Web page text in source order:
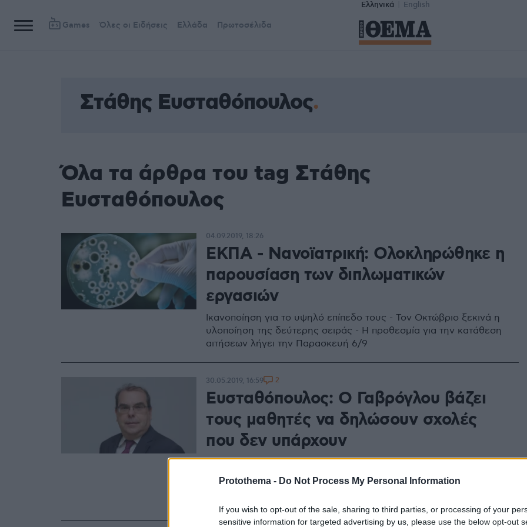
Protothema - Do Not Process My Personal Information
If you wish to opt-out of the sale, sharing to third parties, or processing of your
sensitive information for targeted advertising by us, please use the below opt-out
Ελληνικά English
Games Όλες οι Ειδήσεις Ελλάδα Πρωτοσέλιδα
Στάθης Ευσταθόπουλος
Όλα τα άρθρα του tag Στάθης
Ευσταθόπουλος
ΕΚΠΑ - Νανοϊατρική: Ολοκληρώθηκε η
παρουσίαση των διπλωματικών
εργασιών
Ικανοποίηση για το υψηλό επίπεδο τους - Τον Οκτώβριο ξεκινά η
υλοποίηση της δεύτερης σειράς - Η προθεσμία για την κατάθεση
αιτήσεων λήγει την Παρασκευή 6/9
04.09.2019, 18:26
Ευσταθόπουλος: Ο Γαβρόγλου βάζει
τους μαθητές να δηλώσουν σχολές
που δεν υπάρχουν
Ο καθηγητής του Πανεπιστημίου Αθηνών καταγγέλλει τον
υπουργό Παιδείας για εμπαιγμό – Μόνο στο ΕΚΠΑ υπάρχουν επτά
τμήματα που δεν υπάρχουν που δεν μπορούν να λειτουργήσουν
30.05.2019, 16:59 2